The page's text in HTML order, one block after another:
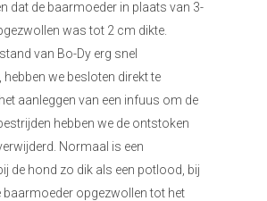
dat de baarmoeder in plaats van 3-
was tot 2 cm dikte.
van Bo-Dy erg snel
hebben we besloten direkt te
aanleggen van een infuus om de
hebben we de ontstoken
Normaal is een
de hond zo dik als een potlood, bij
baarmoeder opgezwollen tot het